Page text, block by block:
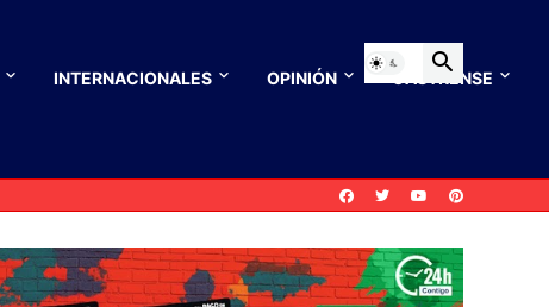
INTERNACIONALES OPINIÓN CASTRENSE